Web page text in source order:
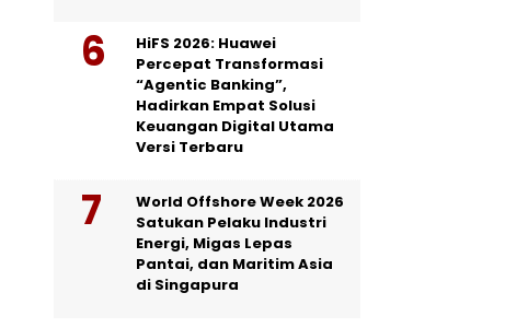
HiFS 2026: Huawei
Percepat Transformasi
“Agentic Banking”,
Hadirkan Empat Solusi
Keuangan Digital Utama
Versi Terbaru
World Offshore Week 2026
Satukan Pelaku Industri
Energi, Migas Lepas
Pantai, dan Maritim Asia
di Singapura